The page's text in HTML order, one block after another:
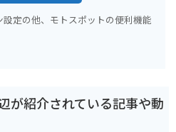
定の他、モトスポットの便利機能
紹介されている記事や動